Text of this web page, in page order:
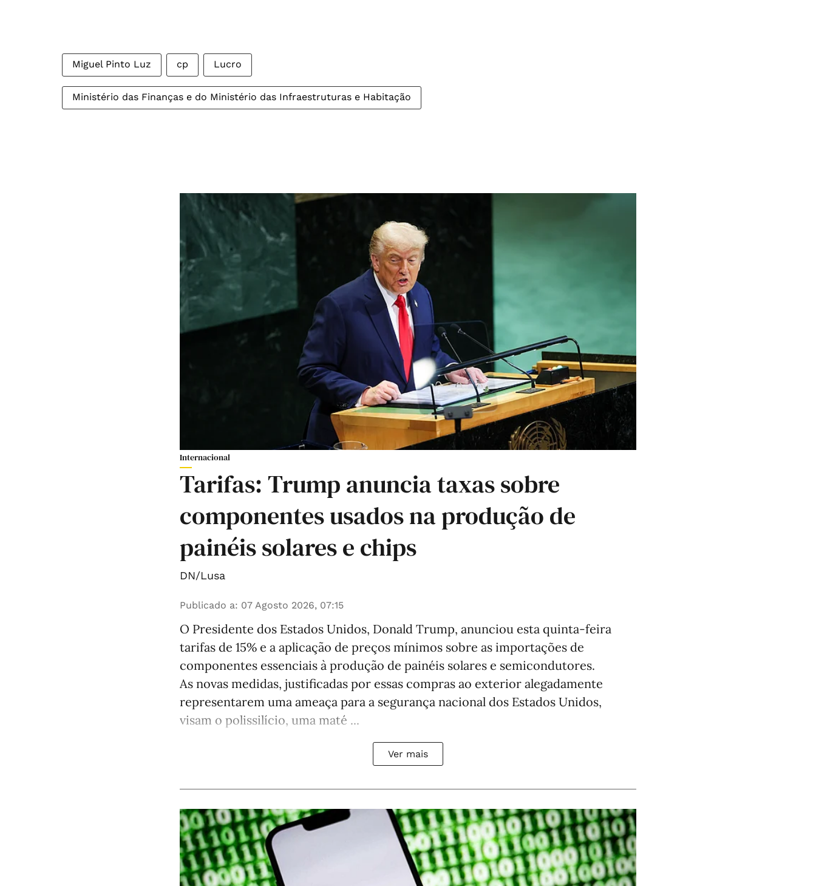
Miguel Pinto Luz cp Lucro
Ministério das Finanças e do Ministério das Infraestruturas e Habitação
Internacional
Tarifas: Trump anuncia taxas sobre
componentes usados na produção de
painéis solares e chips
DN/Lusa
Publicado a: 07 Agosto 2026, 07:15
O Presidente dos Estados Unidos, Donald Trump, anunciou esta quinta-feira
tarifas de 15% e a aplicação de preços mínimos sobre as importações de
componentes essenciais à produção de painéis solares e semicondutores.
As novas medidas, justificadas por essas compras ao exterior alegadamente
representarem uma ameaça para a segurança nacional dos Estados Unidos,
visam o polissilício, uma maté ...
Ver mais